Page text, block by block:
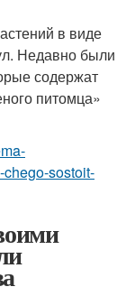
в виде
Недавно были
содержат
питомца»
sostoit-